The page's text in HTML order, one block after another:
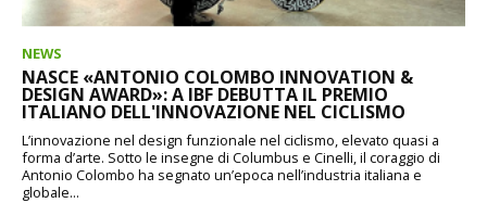
NEWS
NASCE «ANTONIO COLOMBO INNOVATION &
DESIGN AWARD»: A IBF DEBUTTA IL PREMIO
ITALIANO DELL'INNOVAZIONE NEL CICLISMO
L’innovazione nel design funzionale nel ciclismo, elevato quasi a
forma d’arte. Sotto le insegne di Columbus e Cinelli, il coraggio di
Antonio Colombo ha segnato un’epoca nell’industria italiana e
globale...